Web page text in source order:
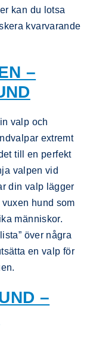
kan du lotsa
kvarvarande
–
valp och
extremt
till en perfekt
valpen vid
din valp lägger
hund som
människor.
över några
en valp för
–